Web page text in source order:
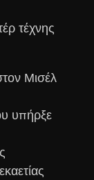
τέχνης
Μισέλ
υπήρξε